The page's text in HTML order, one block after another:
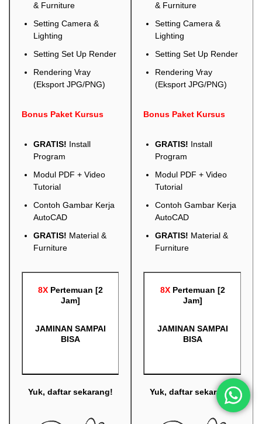
& Furniture
Setting Camera &
Lighting
Setting Set Up Render
Rendering Vray
(Eksport JPG/PNG)
Bonus Paket Kursus
GRATIS! Install
Program
Modul PDF + Video
Tutorial
Contoh Gambar Kerja
AutoCAD
GRATIS! Material &
Furniture
8X Pertemuan [2
Jam]
JAMINAN SAMPAI
BISA
Yuk, daftar sekarang!
& Furniture
Setting Camera &
Lighting
Setting Set Up Render
Rendering Vray
(Eksport JPG/PNG)
Bonus Paket Kursus
GRATIS! Install
Program
Modul PDF + Video
Tutorial
Contoh Gambar Kerja
AutoCAD
GRATIS! Material &
Furniture
8X Pertemuan [2
Jam]
JAMINAN SAMPAI
BISA
Yuk, daftar sekarang!